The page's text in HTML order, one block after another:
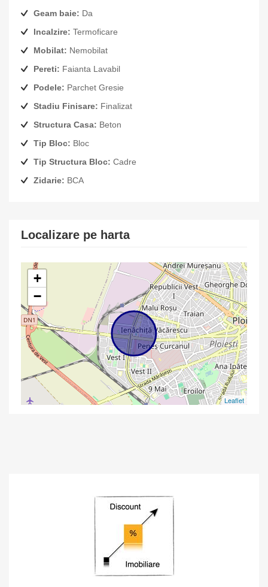
Geam baie: Da
Incalzire: Termoficare
Mobilat: Nemobilat
Pereti: Faianta Lavabil
Podele: Parchet Gresie
Stadiu Finisare: Finalizat
Structura Casa: Beton
Tip Bloc: Bloc
Tip Structura Bloc: Cadre
Zidarie: BCA
Localizare pe harta
+
−
Leaflet